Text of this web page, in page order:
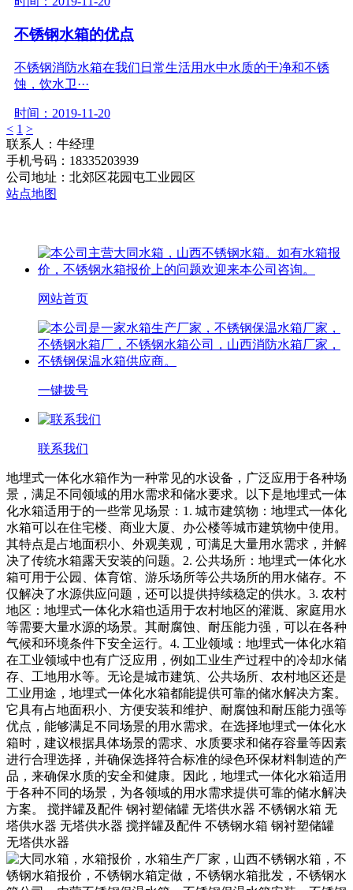
不锈钢水箱的优点
不锈钢消防水箱在我们日常生活用水中水质的干净和不锈
蚀，饮水卫···
时间：2019-11-20
< 1 >
联系人：牛经理
手机号码：18335203939
公司地址：北郊区花园屯工业园区
站点地图
网站首页
一键拨号
联系我们
地埋式一体化水箱作为一种常见的水设备，广泛应用于各种场
景，满足不同领域的用水需求和储水要求。以下是地埋式一体
化水箱适用于的一些常见场景：1. 城市建筑物：地埋式一体化
水箱可以在住宅楼、商业大厦、办公楼等城市建筑物中使用。
其特点是占地面积小、外观美观，可满足大量用水需求，并解
决了传统水箱露天安装的问题。2. 公共场所：地埋式一体化水
箱可用于公园、体育馆、游乐场所等公共场所的用水储存。不
仅解决了水源供应问题，还可以提供持续稳定的供水。3. 农村
地区：地埋式一体化水箱也适用于农村地区的灌溉、家庭用水
等需要大量水源的场景。其耐腐蚀、耐压能力强，可以在各种
气候和环境条件下安全运行。4. 工业领域：地埋式一体化水箱
在工业领域中也有广泛应用，例如工业生产过程中的冷却水储
存、工地用水等。无论是城市建筑、公共场所、农村地区还是
工业用途，地埋式一体化水箱都能提供可靠的储水解决方案。
它具有占地面积小、方便安装和维护、耐腐蚀和耐压能力强等
优点，能够满足不同场景的用水需求。在选择地埋式一体化水
箱时，建议根据具体场景的需求、水质要求和储存容量等因素
进行合理选择，并确保选择符合标准的绿色环保材料制造的产
品，来确保水质的安全和健康。因此，地埋式一体化水箱适用
于各种不同的场景，为各领域的用水需求提供可靠的储水解决
方案。 搅拌罐及配件 钢衬塑储罐 无塔供水器 不锈钢水箱 无
塔供水器 无塔供水器 搅拌罐及配件 不锈钢水箱 钢衬塑储罐
无塔供水器